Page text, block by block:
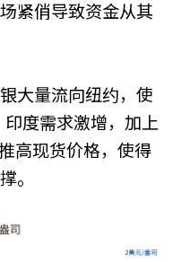
紧俏导致资金从其
大量流向纽约，使
度需求激增，加上
高现货价格，使得
。